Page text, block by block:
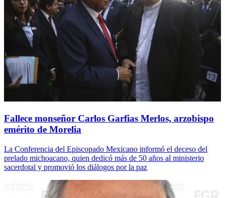
Fallece monseñor Carlos Garfias Merlos, arzobispo
emérito de Morelia
La Conferencia del Episcopado Mexicano informó el deceso del
prelado michoacano, quien dedicó más de 50 años al ministerio
sacerdotal y promovió los diálogos por la paz